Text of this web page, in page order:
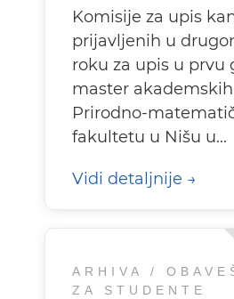
Komisije za upis
prijavljenih u
roku za upis u prvu
master
Prirodno-
fakultetu u Nišu u...
Vidi detaljnije
ARHIVA /
ZA STUDENTE